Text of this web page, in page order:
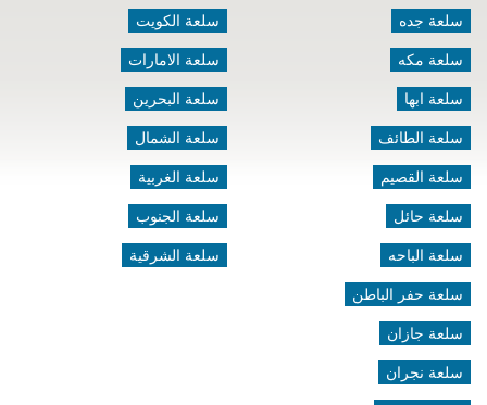
سلعة جده
سلعة مكه
سلعة ابها
سلعة الطائف
سلعة القصيم
سلعة حائل
سلعة الباحه
سلعة حفر الباطن
سلعة جازان
سلعة نجران
سلعة الكويت
سلعة الامارات
سلعة البحرين
سلعة الشمال
سلعة الغربية
سلعة الجنوب
سلعة الشرقية